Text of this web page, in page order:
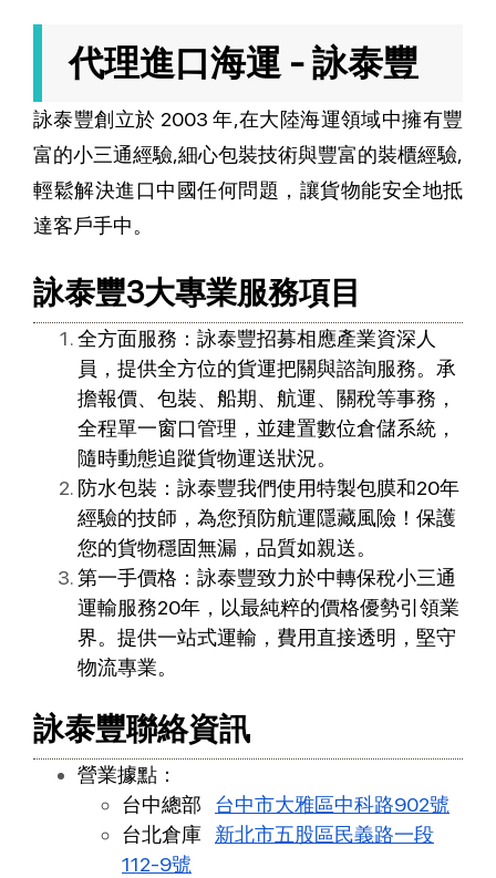
代理進口海運 - 詠泰豐
詠泰豐創立於 2003 年,在大陸海運領域中擁有豐
富的小三通經驗,細心包裝技術與豐富的裝櫃經驗,
輕鬆解決進口中國任何問題，讓貨物能安全地抵
達客戶手中。
詠泰豐3大專業服務項目
全方面服務：詠泰豐招募相應產業資深人
員，提供全方位的貨運把關與諮詢服務。承
擔報價、包裝、船期、航運、關稅等事務，
全程單一窗口管理，並建置數位倉儲系統，
隨時動態追蹤貨物運送狀況。
防水包裝：詠泰豐我們使用特製包膜和20年
經驗的技師，為您預防航運隱藏風險！保護
您的貨物穩固無漏，品質如親送。
第一手價格：詠泰豐致力於中轉保稅⼩三通
運輸服務20年，以最純粹的價格優勢引領業
界。提供一站式運輸，費⽤直接透明，堅守
物流專業。
詠泰豐聯絡資訊
營業據點：
台中總部 台中市大雅區中科路902號
台北倉庫 新北市五股區民義路一段
112-9號